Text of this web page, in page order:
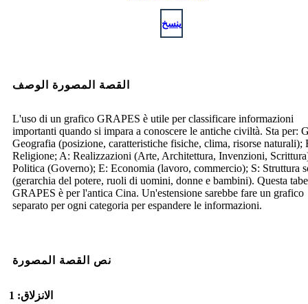
ينسخ
القصة المصورة الوصف
L'uso di un grafico GRAPES è utile per classificare informazioni
importanti quando si impara a conoscere le antiche civiltà. Sta per:
Geografia (posizione, caratteristiche fisiche, clima, risorse naturali);
Religione; A: Realizzazioni (Arte, Architettura, Invenzioni,
Politica (Governo); E: Economia (lavoro, commercio); S: Struttura
(gerarchia del potere, ruoli di uomini, donne e bambini). Questa
GRAPES è per l'antica Cina. Un'estensione sarebbe fare un grafico
separato per ogni categoria per espandere le informazioni.
نص القصة المصورة
الانزلاق: 1